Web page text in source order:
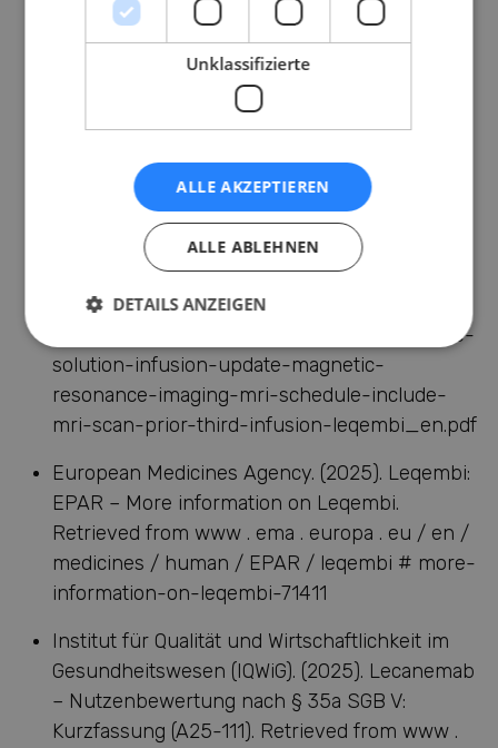
Retrieved from www . ema . europa . eu / de /
documents / product-information / leqembi-
epar-product-information_de.pdf
European Medicines Agency. (2025). Direct
(DHPC): Lecanemab (Leqembi) – Update of
magnetic resonance imaging (MRI) schedule.
Retrieved from www . ema . europa . eu / en /
documents / dhpc / direct-healthcare-
professional-communication-dhpc-
lecanemab-leqembi-100-mg-ml-concentrate-
solution-infusion-update-magnetic-
resonance-imaging-mri-schedule-include-
mri-scan-prior-third-infusion-leqembi_en.pdf
European Medicines Agency. (2025). Leqembi:
EPAR – More information on Leqembi.
Retrieved from www . ema . europa . eu / en /
medicines / human / EPAR / leqembi # more-
information-on-leqembi-71411
Institut für Qualität und Wirtschaftlichkeit im
Gesundheitswesen (IQWiG). (2025). Lecanemab
– Nutzenbewertung nach § 35a SGB V:
Kurzfassung (A25-111). Retrieved from www .
Unklassifizierte
ALLE AKZEPTIEREN
ALLE ABLEHNEN
DETAILS ANZEIGEN